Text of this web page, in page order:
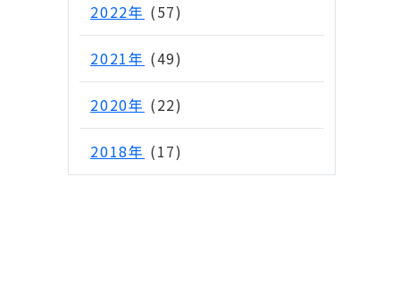
2022年 (57)
2021年 (49)
2020年 (22)
2018年 (17)